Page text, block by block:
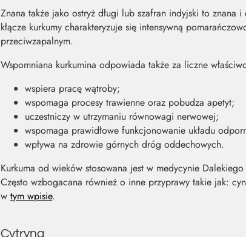
Znana także jako ostryż długi lub szafran indyjski to
kłącze kurkumy charakteryzuje się intensywną
przeciwzapalnym.
Wspomniana kurkumina odpowiada także za liczne
wspiera pracę wątroby;
wspomaga procesy trawienne oraz pobudza apetyt;
uczestniczy w utrzymaniu równowagi nerwowej;
wspomaga prawidłowe funkcjonowanie układu
wpływa na zdrowie górnych dróg oddechowych.
Kurkuma od wieków stosowana jest w medycynie
Często wzbogacana również o inne przyprawy takie jak:
wtym wpisie.
Cytryna